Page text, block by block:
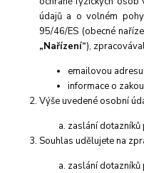
údajů a o volném
95/46/ES (obecné
„Nařízení“),
emailovou adresu
informace o
Výše uvedené osobní
zaslání dotazníků
Souhlas udělujete na
zaslání dotazníků